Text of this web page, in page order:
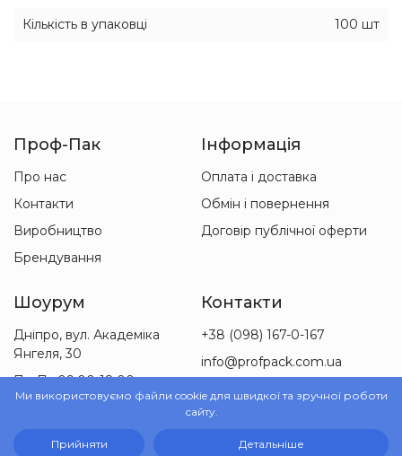
Кількість в упаковці 100 шт
Проф-Пак
Про нас
Контакти
Виробництво
Брендування
Інформація
Оплата і доставка
Обмін і повернення
Договір публічної оферти
Шоурум
Дніпро, вул. Академіка
Янгеля, 30
Пн-Пт 09:00-18:00
Сб 09:00-15:00
Контакти
+38 (098) 167-0-167
info@profpack.com.ua
© 2010-2026 ТОВ «Проф-Пак»
Ми використовуємо файли cookie для швидкої та зручної роботи
сайту.
Прийняти Детальніше